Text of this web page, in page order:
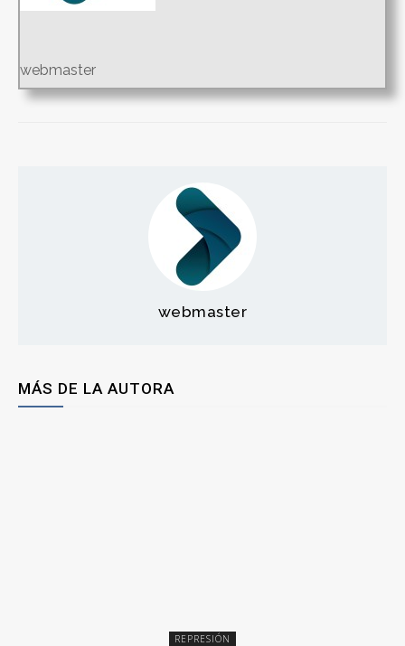
webmaster
webmaster
MÁS DE LA AUTORA
REPRESIÓN